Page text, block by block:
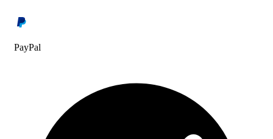
PayPal